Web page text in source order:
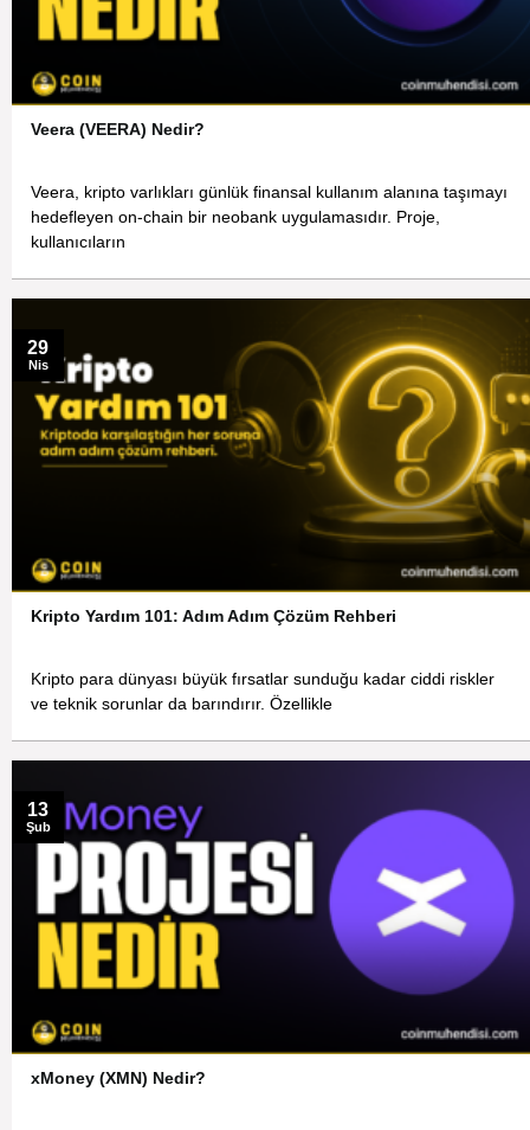
Veera (VEERA) Nedir?
Veera, kripto varlıkları günlük finansal kullanım alanına taşımayı
hedefleyen on-chain bir neobank uygulamasıdır. Proje,
kullanıcıların
Kripto Yardım 101: Adım Adım Çözüm Rehberi
Kripto para dünyası büyük fırsatlar sunduğu kadar ciddi riskler
ve teknik sorunlar da barındırır. Özellikle
29
Nis
xMoney (XMN) Nedir?
13
Şub